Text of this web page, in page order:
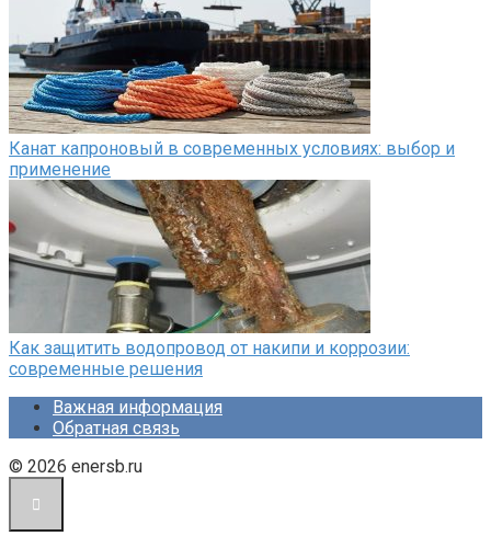
Канат капроновый в современных условиях: выбор и
применение
Как защитить водопровод от накипи и коррозии:
современные решения
Важная информация
Обратная связь
© 2026 enersb.ru